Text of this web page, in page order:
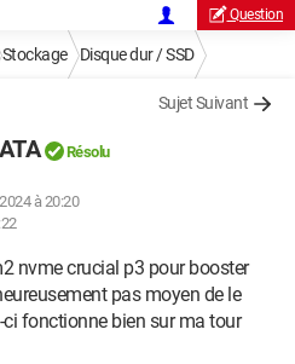
Question
Stockage Disque dur / SSD
Sujet Suivant
Résolu
à 20:20
nvme crucial p3 pour booster
pas moyen de le
fonctionne bien sur ma tour